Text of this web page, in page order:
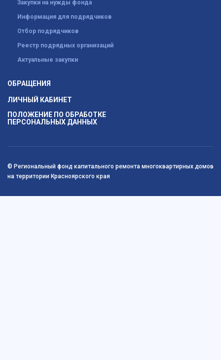
Закупки на нужды фонда
Информация для подрядчиков
Отбор подрядчиков
Реестр подрядных организаций
Актуальные закупки
ОБРАЩЕНИЯ
ЛИЧНЫЙ КАБИНЕТ
ПОЛОЖЕНИЕ ПО ОБРАБОТКЕ
ПЕРСОНАЛЬНЫХ ДАННЫХ
© Региональный фонд капитального ремонта многоквартирных домов
на территории Красноярского края